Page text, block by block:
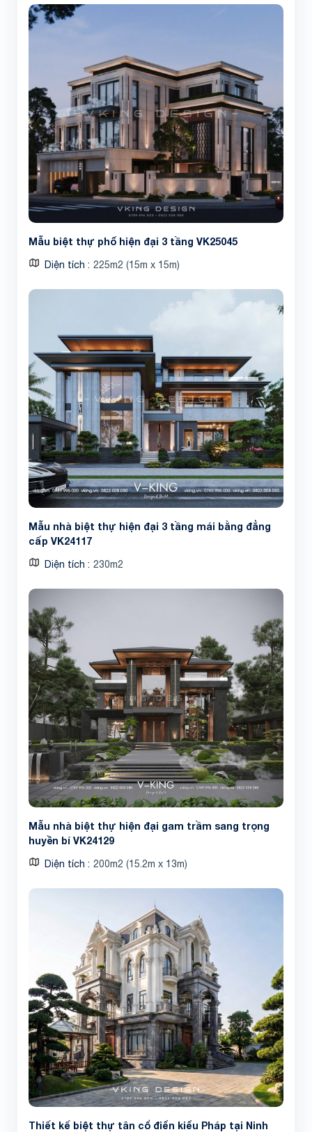
Mẫu biệt thự phố hiện đại 3 tầng VK25045
Diện tích 225m2 (15m x 15m)
Mẫu nhà biệt thự hiện đại 3 tầng mái bằng đẳng
cấp VK24117
Diện tích 230m2
Mẫu nhà biệt thự hiện đại gam trầm sang trọng
huyền bí VK24129
Diện tích 200m2 (15.2m x 13m)
Thiết kế biệt thự tân cổ điển kiểu Pháp tại Ninh